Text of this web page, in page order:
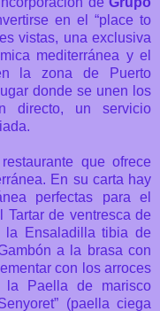
en el “place to
vistas, una exclusiva
mediterránea y el
la zona de Puerto
donde se unen los
directo, un servicio
que ofrece
En su carta hay
perfectas para el
Tartar de ventresca de
Ensaladilla tibia de
a la brasa con
con los arroces
la Paella de marisco
(paella ciega